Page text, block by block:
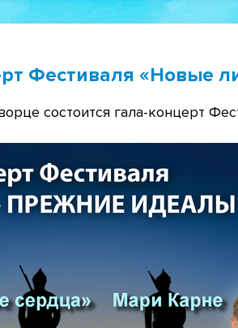
Фестиваля «Новые
состоится гала-концерт